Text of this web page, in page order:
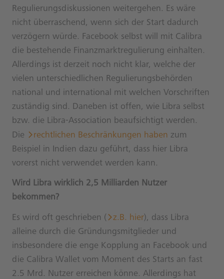
Regulierungsdiskussionen weitergehen. Es wäre
nicht überraschend, wenn sich der Start dadurch
verzögern würde. Facebook selbst will mit Calibra
die bestehende Finanzmarktregulierung einhalten.
Allerdings ist derzeit noch nicht klar, welche der
vielen unterschiedlichen Regulierungsbehörden
national und international mit welchen Vorschriften
zuständig sind. Daneben ist offen, wie Libra selbst
bzw. die Libra-Association beaufsichtigt werden.
Die
rechtlichen Beschränkungen haben zum
Beispiel in Indien dazu geführt, dass hier Libra
vorerst nicht verwendet werden kann.
Wird Libra wirklich 2,5 Milliarden Nutzer
bekommen?
Es wird oft geschrieben ( z.B. hier), dass Libra
alleine durch die Gründungsmitglieder und
insbesondere die enge Kopplung an Facebook und
die Calibra Wallet vom Moment des Starts an fast
2.5 Mrd. Nutzer erreichen könne. Allerdings hat